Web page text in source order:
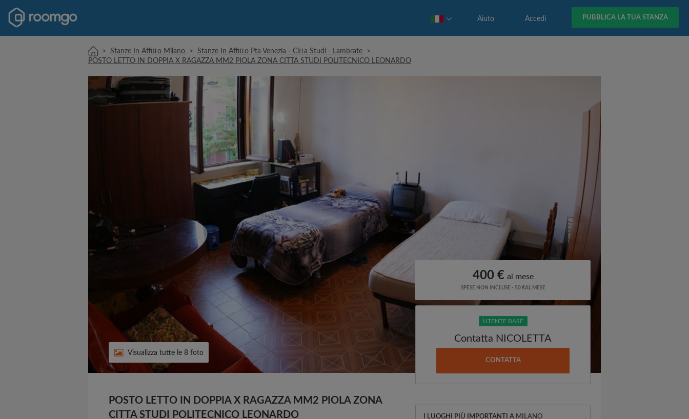
PUBBLICA LA TUA STANZA
Accedi
Aiuto
> Stanze In Affitto Milano > Stanze In Affitto Pta Venezia - Citta Studi - Lambrate
>
POSTO LETTO IN DOPPIA X RAGAZZA MM2 PIOLA ZONA CITTA STUDI POLITECNICO LEONARDO
Visualizza tutte le 8 foto
POSTO LETTO IN DOPPIA X RAGAZZA MM2 PIOLA ZONA
CITTA STUDI POLITECNICO LEONARDO
400 € al mese
SPESE NON INCLUSE - 50 €AL MESE
UTENTE BASE
Contatta NICOLETTA
CONTATTA
I LUOGHI PIÙ IMPORTANTI A MILANO